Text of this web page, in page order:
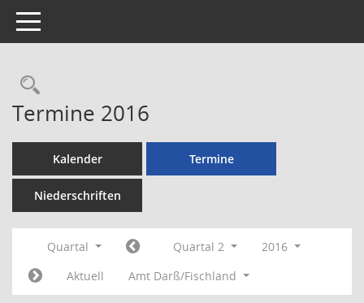
Toggle navigation
Rechercheauswahl
Termine 2016
Kalender Termine
Niederschriften
Quartal Quartal 2
2016
Aktuell
Amt Darß/Fischland